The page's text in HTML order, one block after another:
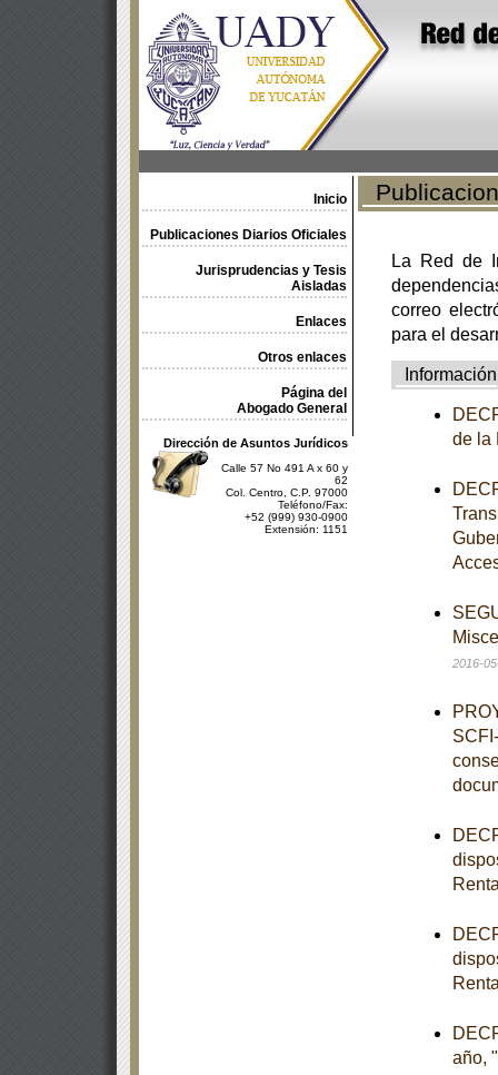
Inicio
Publicaciones Diarios Oficiales
Jurisprudencias y Tesis
Aisladas
Enlaces
Otros enlaces
Página del
Abogado General
Dirección de Asuntos Jurídicos
Calle 57 No 491 A x 60 y
62
Col. Centro, C.P. 97000
Teléfono/Fax:
+52 (999) 930-0900
Extensión: 1151
La Red de
correo
para el
Información
de la
2016-
año,